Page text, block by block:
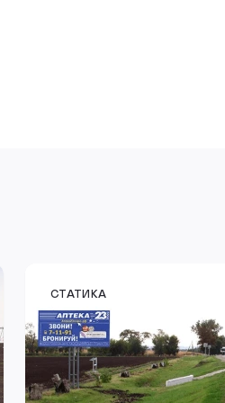
СТАТИКА
г. Гулькевичи,
Кавказ 101+120 (справа),
Новоукраинское
Тип конструкции
Билборд 6,0 х